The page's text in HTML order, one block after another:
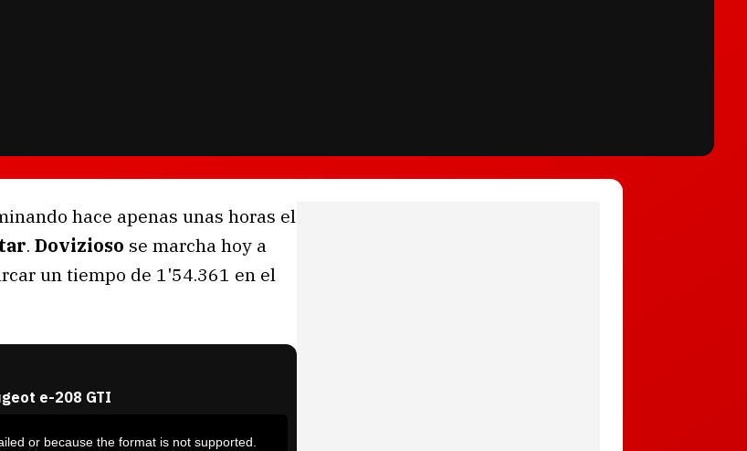
hace apenas unas horas el
. Dovizioso se marcha hoy a
un tiempo de 1'54.361 en el
e-208 GTI
or because the format is not supported.